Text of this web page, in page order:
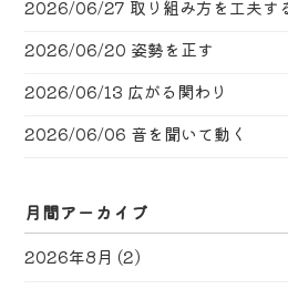
2026/06/27 取り組み方を工夫す
2026/06/20 姿勢を正す
2026/06/13 広がる関わり
2026/06/06 音を聞いて動く
月間アーカイブ
2026年8月 (2)